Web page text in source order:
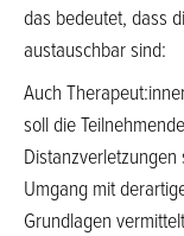
das bedeutet, dass
austauschbar sind:
Auch
soll die
Umgang mit
Grundlagen